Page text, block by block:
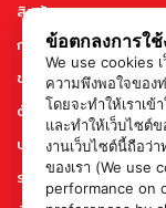
สินค้า
การทำงานและกำลังการ
ข่าวสาร & กิจกรรม
ตัวอย่างผลงาน
บทความ
ร่วมงานกับเรา
ข้อตกลงการใ
We use cookies
ความพึงพอใจของ
โดยจะทำให้เราเข้
และทำให้เว็บไซต์ข
งานเว็บไซต์นี้ถือว่
ของเรา (We use
performance on